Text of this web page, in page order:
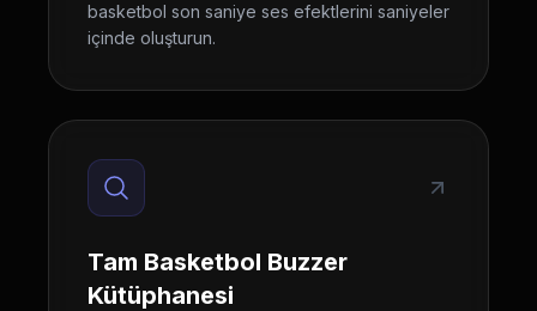
basketbol son saniye ses efektlerini saniyeler
içinde oluşturun.
Tam Basketbol Buzzer
Kütüphanesi